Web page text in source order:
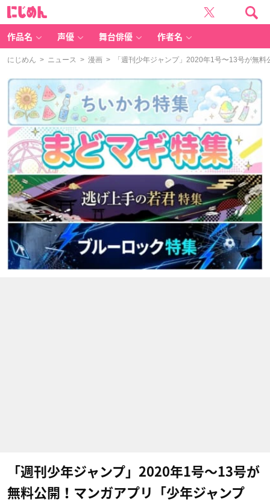
作品名 声優 舞台俳優 作者名
にじめん > ニュース > 漫画 > 「週刊少年ジャンプ」2020年1号〜13号が無料
「週刊少年ジャンプ」2020年1号〜13号が
無料公開！マンガアプリ「少年ジャンプ